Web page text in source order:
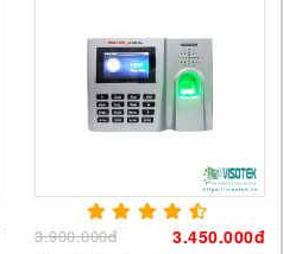
3.900.000đ 3.450.000đ